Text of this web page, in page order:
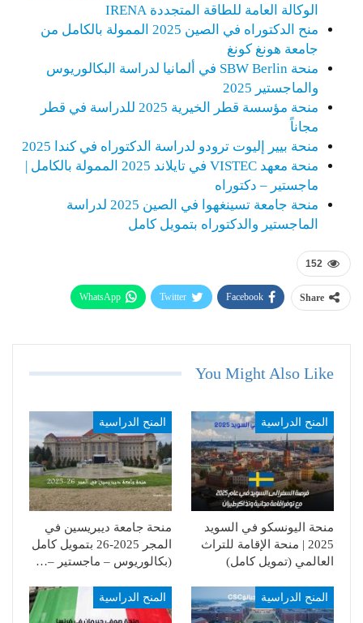
الوكالة العامة للطاقة المتجددة IRENA
منح الدكتوراه في الصين 2025 الممولة بالكامل من
جامعة هونغ كونغ
منحة SBW Berlin في ألمانيا لدراسة البكالوريوس
والماجستير 2025
منحة مؤسسة قطر الخيرية 2025 للدراسة في قطر
مجاناً
منحة بيير إليوت ترودو لدراسة الدكتوراه في كندا 2025
منحة معهد VISTEC في تايلاند 2025 الممولة بالكامل |
ماجستير – دكتوراه
منحة جامعة تسينغهوا في الصين 2025 لدراسة
الماجستير والدكتوراه بتمويل كامل
152
Share
Facebook
Twitter
WhatsApp
You Might Also Like
المنح الدراسية
منحة اليونسكو في السويد
2025 | منحة الإقامة للتراث
العالمي (تمويل كامل)
المنح الدراسية
منحة جامعة ديبريسين في
المجر 2025-26 بتمويل كامل
(بكالوريوس – ماجستير –…
المنح الدراسية المنح الدراسية